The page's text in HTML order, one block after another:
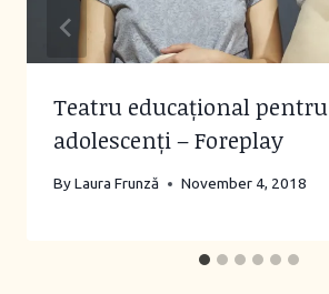
Teatru educațional pentru
adolescenți – Foreplay
ByLaura Frunză November 4, 2018